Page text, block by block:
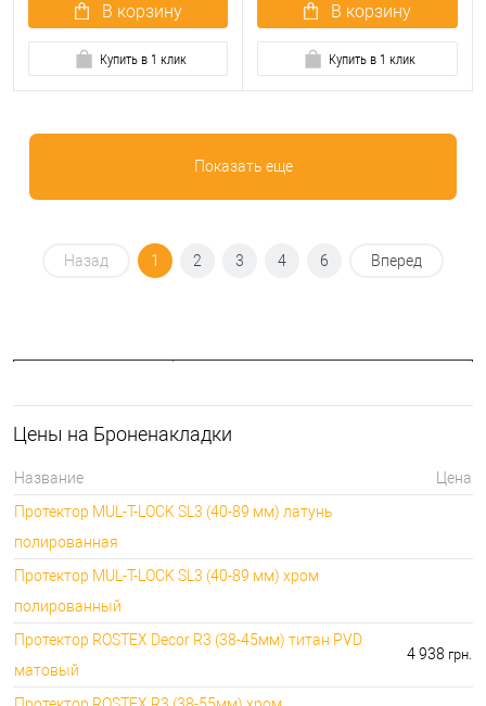
В корзину
Купить в 1 клик
В корзину
Купить в 1 клик
Показать еще
Назад 1 2 3 4 6 Вперед
🔐Врезные
🔑 самый дешевый: 90.00 грн. самый дорогой:
броненакладкам:
🔑 самый дешевый: 33.00 грн. самый дорогой:
1998.00 грн.
Цены на Броненакладки
Название
Цена
Протектор MUL-T-LOCK SL3 (40-89 мм) латунь
полированная
Протектор MUL-T-LOCK SL3 (40-89 мм) хром
полированный
Протектор ROSTEX Decor R3 (38-45мм) титан PVD
матовый
4 938 грн.